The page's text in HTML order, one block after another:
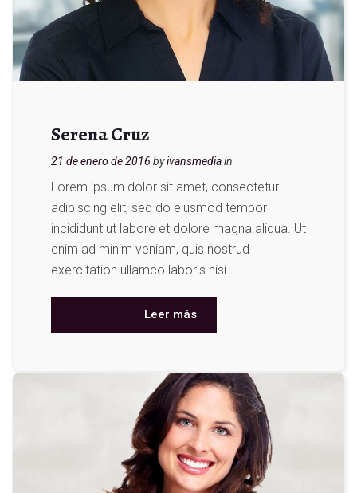
Serena Cruz
21 de enero de 2016 byivansmediain
Lorem ipsum dolor sit amet, consectetur
adipiscing elit, sed do eiusmod tempor
incididunt ut labore et dolore magna aliqua. Ut
enim ad minim veniam, quis nostrud
exercitation ullamco laboris nisi
Leer más